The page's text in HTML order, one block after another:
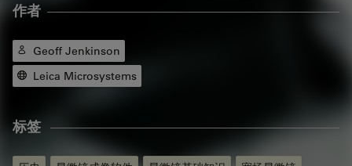
作者
Geoff Jenkinson
Leica Microsystems
标签